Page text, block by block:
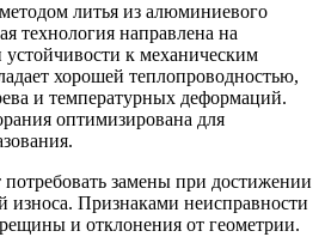
методом литья из алюминиевого
технология направлена на
к механическим
хорошей теплопроводностью,
и температурных деформаций.
оптимизирована для
замены при достижении
износа. Признаками неисправности
и отклонения от геометрии.